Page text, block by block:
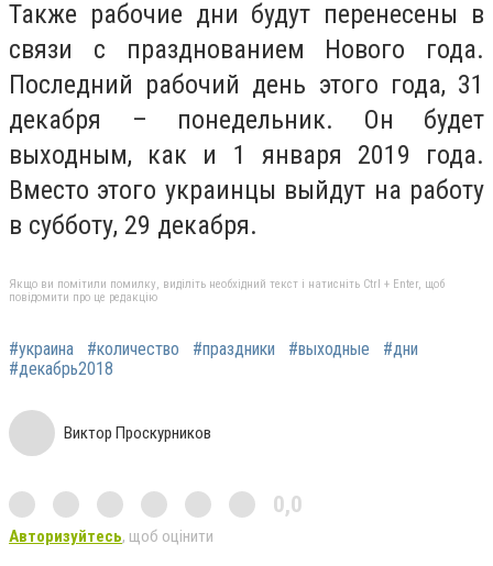
Также рабочие дни будут перенесены в
связи с празднованием Нового года.
Последний рабочий день этого года, 31
декабря – понедельник. Он будет
выходным, как и 1 января 2019 года.
Вместо этого украинцы выйдут на работу
в субботу, 29 декабря.
Якщо ви помітили помилку, виділіть необхідний текст і натисніть Ctrl + Enter, щоб
повідомити про це редакцію
#украина #количество #праздники #выходные
#дни
#декабрь2018
Виктор Проскурников
0,0
Авторизуйтесь, щоб оцінити